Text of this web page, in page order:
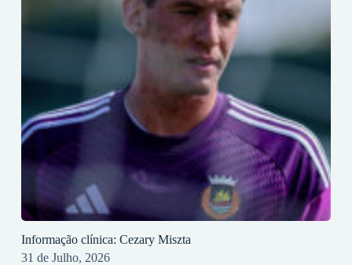
Informação clínica: Cezary Miszta
31 de Julho, 2026